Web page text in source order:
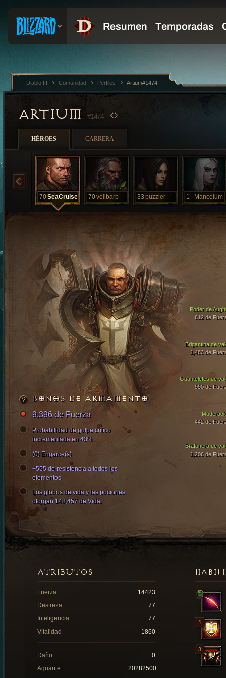
ARTIUM #1474
HÉROES CARRERA
70SeaCruise 70vellbarb 33 puzzler 1 Manceium
Brigantina de
1,483 de
Guanteletes de
990 de
Poder de
612 de
Brafonera de
1,206 de
442 de
BONOS DE ARMAMENTO
9,396 de Fuerza
Probabilidad de golpe crítico
incrementada en 43%.
(0) Engarce(s)
+555 de resistencia a todos los
elementos
Los globos de vida y las pociones
otorgan 148,457 de Vida.
ATRIBUTOS
Fuerza
14423
Destreza
77
Inteligencia
77
Vitalidad
1860
Daño
0
Aguante
20282500
Diablo III Comunidad Perfiles Artium#1474